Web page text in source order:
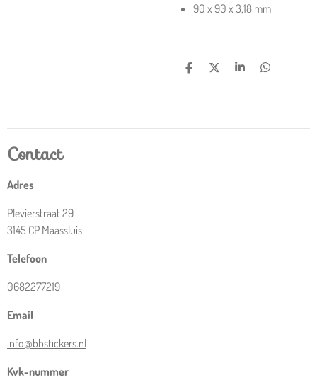
90 x 90 x 3,18 mm
D
D
S
D
Contact
Adres
Plevierstraat 29
3145 CP Maassluis
Telefoon
0682277219
Email
info@bbstickers.nl
Kvk-nummer